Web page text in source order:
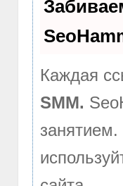
Каждая
SMM.